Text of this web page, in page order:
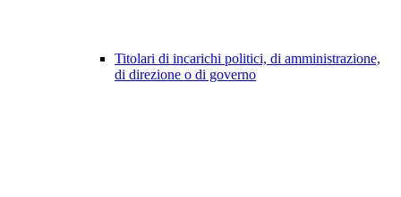
Titolari di incarichi politici, di amministrazione,
di direzione o di governo